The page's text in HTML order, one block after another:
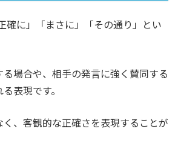
確に」「まさに」「その通り」とい
場合や、相手の発言に強く賛同する
表現です。
、客観的な正確さを表現することが